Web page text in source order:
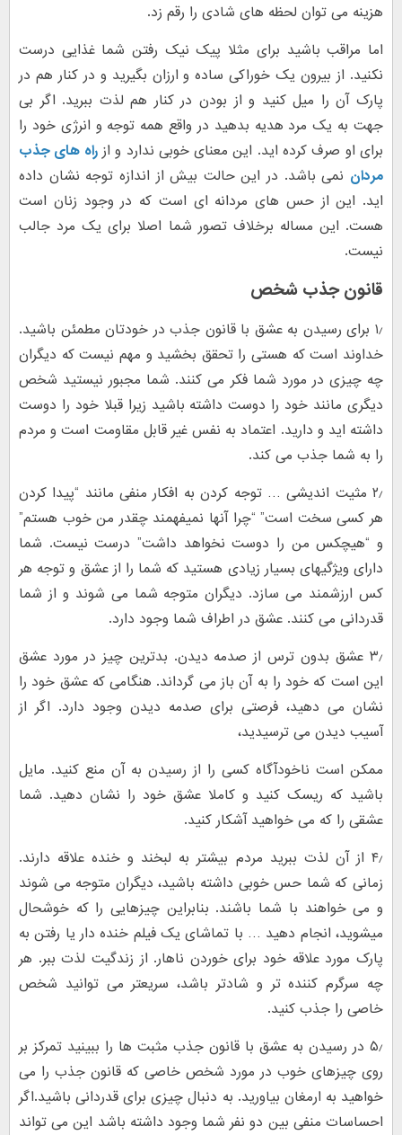
هزینه می توان لحظه های شادی را رقم زد.
اما مراقب باشید برای مثلا پیک نیک رفتن شما غذایی درست
نکنید. از بیرون یک خوراکی ساده و ارزان بگیرید و در کنار هم در
پارک آن را میل کنید و از بودن در کنار هم لذت ببرید. اگر بی
جهت به یک مرد هدیه بدهید در واقع همه توجه و انرژی خود را
برای او صرف کرده اید. این معنای خوبی ندارد و ازراه های جذب
مردان نمی باشد. در این حالت بیش از اندازه توجه نشان داده
اید. این از حس های مردانه ای است که در وجود زنان است
هست. این مساله برخلاف تصور شما اصلا برای یک مرد جالب
نیست.
قانون جذب شخص
۱٫ برای رسیدن به عشق با قانون جذب در خودتان مطمئن باشید.
خداوند است که هستی را تحقق بخشید و مهم نیست که دیگران
چه چیزی در مورد شما فکر می کنند. شما مجبور نیستید شخص
دیگری مانند خود را دوست داشته باشید زیرا قبلا خود را دوست
داشته اید و دارید. اعتماد به نفس غیر قابل مقاومت است و مردم
را به شما جذب می کند.
۲٫ مثیت اندیشی … توجه کردن به افکار منفی مانند “پیدا کردن
هر کسی سخت است” “چرا آنها نمیفهمند چقدر من خوب هستم”
و “هیچکس من را دوست نخواهد داشت” درست نیست. شما
دارای ویژگیهای بسیار زیادی هستید که شما را از عشق و توجه هر
کس ارزشمند می سازد. دیگران متوجه شما می شوند و از شما
قدردانی می کنند. عشق در اطراف شما وجود دارد.
۳٫ عشق بدون ترس از صدمه دیدن. بدترین چیز در مورد عشق
این است که خود را به آن باز می گرداند. هنگامی که عشق خود را
نشان می دهید، فرصتی برای صدمه دیدن وجود دارد. اگر از
آسیب دیدن می ترسیدید،
ممکن است ناخودآگاه کسی را از رسیدن به آن منع کنید. مایل
باشید که ریسک کنید و کاملا عشق خود را نشان دهید. شما
عشقی را که می خواهید آشکار کنید.
۴٫ از آن لذت ببرید مردم بیشتر به لبخند و خنده علاقه دارند.
زمانی که شما حس خوبی داشته باشید، دیگران متوجه می شوند
و می خواهند با شما باشند. بنابراین چیزهایی را که خوشحال
میشوید، انجام دهید … با تماشای یک فیلم خنده دار یا رفتن به
پارک مورد علاقه خود برای خوردن ناهار. از زندگیت لذت ببر. هر
چه سرگرم کننده تر و شادتر باشد، سریعتر می توانید شخص
خاصی را جذب کنید.
۵٫ در رسیدن به عشق با قانون جذب مثبت ها را ببینید تمرکز بر
روی چیزهای خوب در مورد شخص خاصی که قانون جذب را می
خواهید به ارمغان بیاورید. به دنبال چیزی برای قدردانی باشید.اگر
احساسات منفی بین دو نفر شما وجود داشته باشد این می تواند